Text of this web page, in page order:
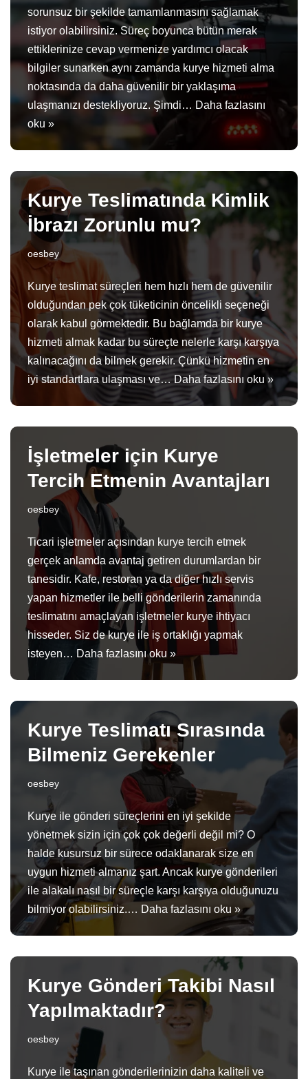
sorunsuz bir şekilde tamamlanmasını sağlamak
istiyor olabilirsiniz. Süreç boyunca bütün merak
ettiklerinize cevap vermenize yardımcı olacak
bilgiler sunarken aynı zamanda kurye hizmeti alma
noktasında da daha güvenilir bir yaklaşıma
ulaşmanızı destekliyoruz. Şimdi… Daha fazlasını
oku »
Kurye Teslimatında Kimlik
İbrazı Zorunlu mu?
oesbey
Kurye teslimat süreçleri hem hızlı hem de güvenilir
olduğundan pek çok tüketicinin öncelikli seçeneği
olarak kabul görmektedir. Bu bağlamda bir kurye
hizmeti almak kadar bu süreçte nelerle karşı karşıya
kalınacağını da bilmek gerekir. Çünkü hizmetin en
iyi standartlara ulaşması ve…Daha fazlasını oku »
İşletmeler için Kurye
Tercih Etmenin Avantajları
oesbey
Ticari işletmeler açısından kurye tercih etmek
gerçek anlamda avantaj getiren durumlardan bir
tanesidir. Kafe, restoran ya da diğer hızlı servis
yapan hizmetler ile belli gönderilerin zamanında
teslimatını amaçlayan işletmeler kurye ihtiyacı
hisseder. Siz de kurye ile iş ortaklığı yapmak
isteyen… Daha fazlasını oku »
Kurye Teslimatı Sırasında
Bilmeniz Gerekenler
oesbey
Kurye ile gönderi süreçlerini en iyi şekilde
yönetmek sizin için çok çok değerli değil mi? O
halde kusursuz bir sürece odaklanarak size en
uygun hizmeti almanız şart. Ancak kurye gönderileri
ile alakalı nasıl bir süreçle karşı karşıya olduğunuzu
bilmiyor olabilirsiniz.… Daha fazlasını oku »
Kurye Gönderi Takibi Nasıl
Yapılmaktadır?
oesbey
Kurye ile taşınan gönderilerinizin daha kaliteli ve